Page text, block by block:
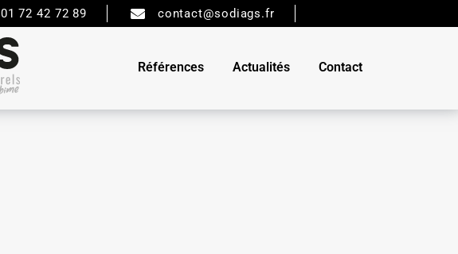
01 72 42 72 89 contact@sodiags.fr
Références Actualités Contact